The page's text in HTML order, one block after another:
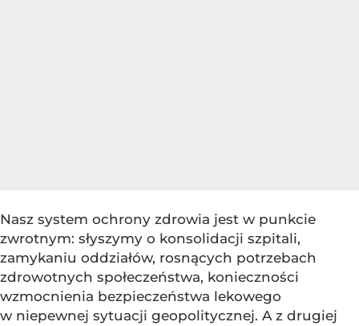
Nasz system ochrony zdrowia jest w punkcie
zwrotnym: słyszymy o konsolidacji szpitali,
zamykaniu oddziałów, rosnących potrzebach
zdrowotnych społeczeństwa, konieczności
wzmocnienia bezpieczeństwa lekowego
w niepewnej sytuacji geopolitycznej. A z drugiej